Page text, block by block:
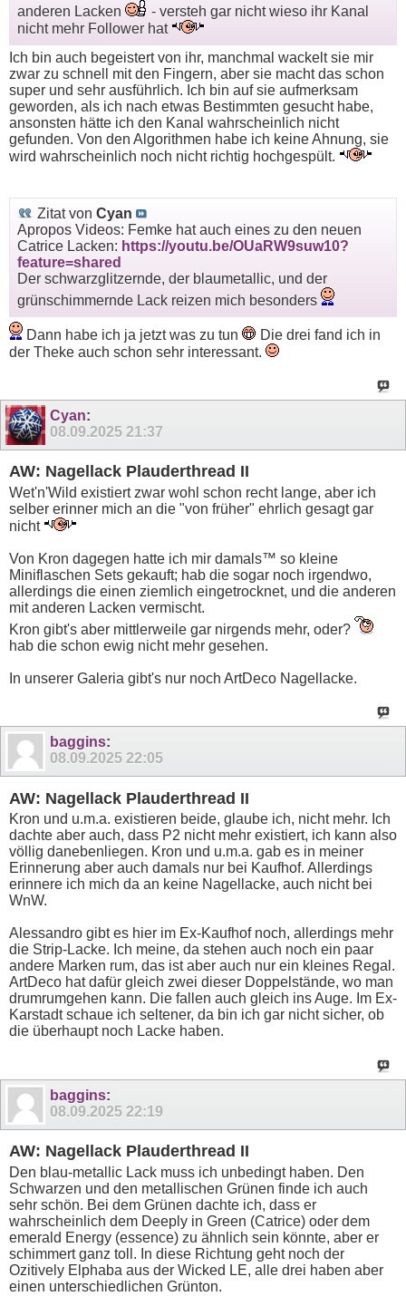
anderen Lacken
- versteh gar nicht wieso ihr Kanal
nicht mehr Follower hat
Ich bin auch begeistert von ihr, manchmal wackelt sie mir
zwar zu schnell mit den Fingern, aber sie macht das schon
super und sehr ausführlich. Ich bin auf sie aufmerksam
geworden, als ich nach etwas Bestimmten gesucht habe,
ansonsten hätte ich den Kanal wahrscheinlich nicht
gefunden. Von den Algorithmen habe ich keine Ahnung, sie
wird wahrscheinlich noch nicht richtig hochgespült.
Zitat von Cyan
Apropos Videos: Femke hat auch eines zu den neuen
Catrice Lacken: https://youtu.be/OUaRW9suw10?
feature=shared
Der schwarzglitzernde, der blaumetallic, und der
grünschimmernde Lack reizen mich besonders
Dann habe ich ja jetzt was zu tun
Die drei fand ich in
der Theke auch schon sehr interessant.
Cyan:
08.09.2025 21:37
AW: Nagellack Plauderthread II
Wet'n'Wild existiert zwar wohl schon recht lange, aber ich
selber erinner mich an die "von früher" ehrlich gesagt gar
nicht
Von Kron dagegen hatte ich mir damals™ so kleine
Miniflaschen Sets gekauft; hab die sogar noch irgendwo,
allerdings die einen ziemlich eingetrocknet, und die anderen
mit anderen Lacken vermischt.
Kron gibt's aber mittlerweile gar nirgends mehr, oder?
hab die schon ewig nicht mehr gesehen.
In unserer Galeria gibt's nur noch ArtDeco Nagellacke.
baggins:
08.09.2025 22:05
AW: Nagellack Plauderthread II
Kron und u.m.a. existieren beide, glaube ich, nicht mehr. Ich
dachte aber auch, dass P2 nicht mehr existiert, ich kann also
völlig danebenliegen. Kron und u.m.a. gab es in meiner
Erinnerung aber auch damals nur bei Kaufhof. Allerdings
erinnere ich mich da an keine Nagellacke, auch nicht bei
WnW.
Alessandro gibt es hier im Ex-Kaufhof noch, allerdings mehr
die Strip-Lacke. Ich meine, da stehen auch noch ein paar
andere Marken rum, das ist aber auch nur ein kleines Regal.
ArtDeco hat dafür gleich zwei dieser Doppelstände, wo man
drumrumgehen kann. Die fallen auch gleich ins Auge. Im Ex-
Karstadt schaue ich seltener, da bin ich gar nicht sicher, ob
die überhaupt noch Lacke haben.
baggins:
08.09.2025 22:19
AW: Nagellack Plauderthread II
Den blau-metallic Lack muss ich unbedingt haben. Den
Schwarzen und den metallischen Grünen finde ich auch
sehr schön. Bei dem Grünen dachte ich, dass er
wahrscheinlich dem Deeply in Green (Catrice) oder dem
emerald Energy (essence) zu ähnlich sein könnte, aber er
schimmert ganz toll. In diese Richtung geht noch der
Ozitively Elphaba aus der Wicked LE, alle drei haben aber
einen unterschiedlichen Grünton.